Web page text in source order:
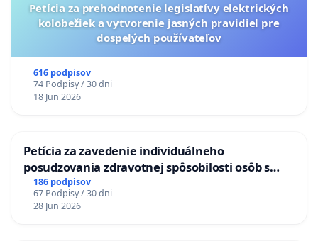
Petícia za prehodnotenie legislatívy elektrických
kolobežiek a vytvorenie jasných pravidiel pre
dospelých používateľov
616 podpisov
74 Podpisy / 30 dni
18 Jun 2026
Petícia za zavedenie individuálneho
posudzovania zdravotnej spôsobilosti osôb s
diabetom 1. a 2. typu pri prijímaní do
Policajného zboru SR
186 podpisov
67 Podpisy / 30 dni
28 Jun 2026